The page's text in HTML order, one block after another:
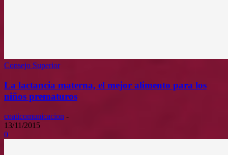
Consejo Superior
La lactancia materna, el mejor alimento para los
niños prematuros
coaticomunicacion -
13/11/2015
0